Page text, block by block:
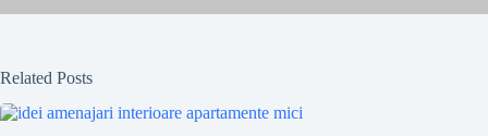
Related Posts